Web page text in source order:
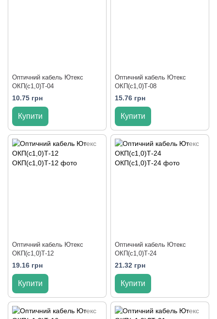
Оптичний кабель Ютекс
ОКП(с1,0)Т-04
10.75 грн
Купити
Оптичний кабель Ютекс
ОКП(с1,0)Т-08
15.76 грн
Купити
Оптичний кабель Ютекс
ОКП(с1,0)Т-12
19.16 грн
Купити
Оптичний кабель Ютекс
ОКП(с1,0)Т-24
21.32 грн
Купити